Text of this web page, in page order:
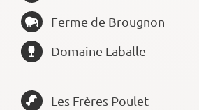
Ferme de Brougnon
Domaine Laballe
Les Frères Poulet